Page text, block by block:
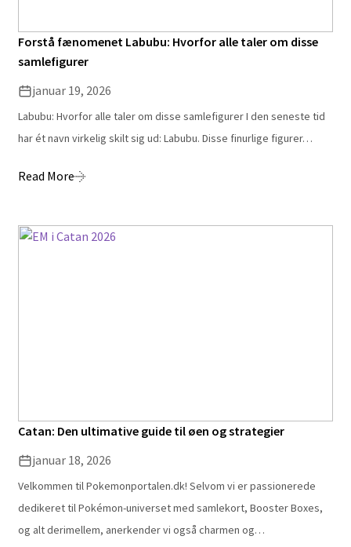
Forstå fænomenet Labubu: Hvorfor alle taler om disse
samlefigurer
januar 19, 2026
Labubu: Hvorfor alle taler om disse samlefigurer I den seneste tid
har ét navn virkelig skilt sig ud: Labubu. Disse finurlige figurer…
Read More
Catan: Den ultimative guide til øen og strategier
januar 18, 2026
Velkommen til Pokemonportalen.dk! Selvom vi er passionerede
dedikeret til Pokémon-universet med samlekort, Booster Boxes,
og alt derimellem, anerkender vi også charmen og…